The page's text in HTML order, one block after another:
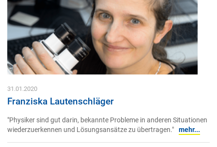
31.01.2020
Franziska Lautenschläger
"Physiker sind gut darin, bekannte Probleme in anderen Situationen
wiederzuerkennen und Lösungsansätze zu übertragen." mehr...